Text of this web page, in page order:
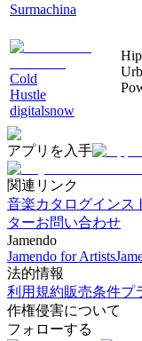
Surmachina
Cold
Hustle
digitalsnow
アプリを入手
関連リンク
音楽カタログインス
ターお問い合わせ
Jamendo
Jamendo for Artists
法的情報
利用規約販売条件プ
作権侵害について
フォローする